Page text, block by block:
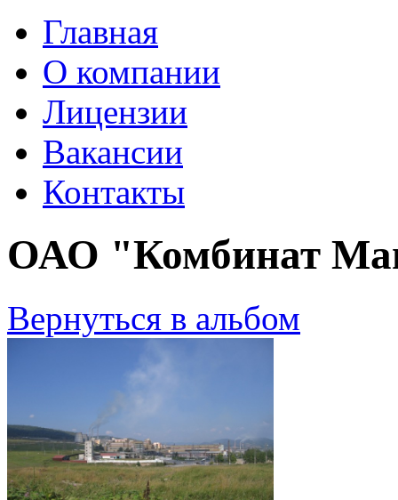
Главная
О компании
Лицензии
Вакансии
Контакты
ОАО "Комбинат
Вернуться в альбом